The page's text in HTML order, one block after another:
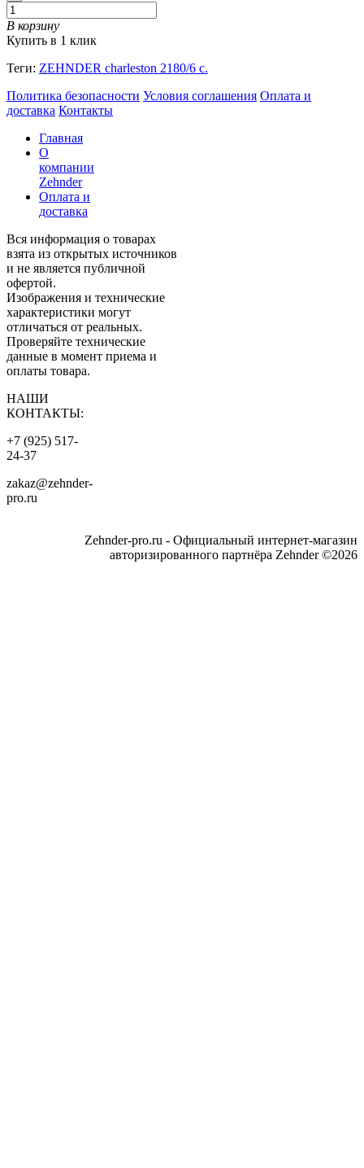
В корзину
Купить в 1 клик
Теги: ZEHNDER charleston 2180/6 с.
Политика безопасности Условия соглашения Оплата и
доставка Контакты
Главная
О
компании
Zehnder
Оплата и
доставка
Вся информация о товарах
взята из открытых источников
и не является публичной
офертой.
Изображения и технические
характеристики могут
отличаться от реальных.
Проверяйте технические
данные в момент приема и
оплаты товара.
НАШИ
КОНТАКТЫ:
+7 (925) 517-
24-37
zakaz@zehnder-
pro.ru
Zehnder-pro.ru - Официальный интернет-магазин
авторизированного партнёра Zehnder ©2026